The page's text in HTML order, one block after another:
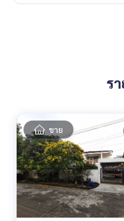
ร
ขาย